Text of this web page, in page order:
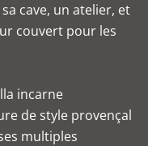
cave, un atelier, et
couvert pour les
incarne
de style provençal
multiples